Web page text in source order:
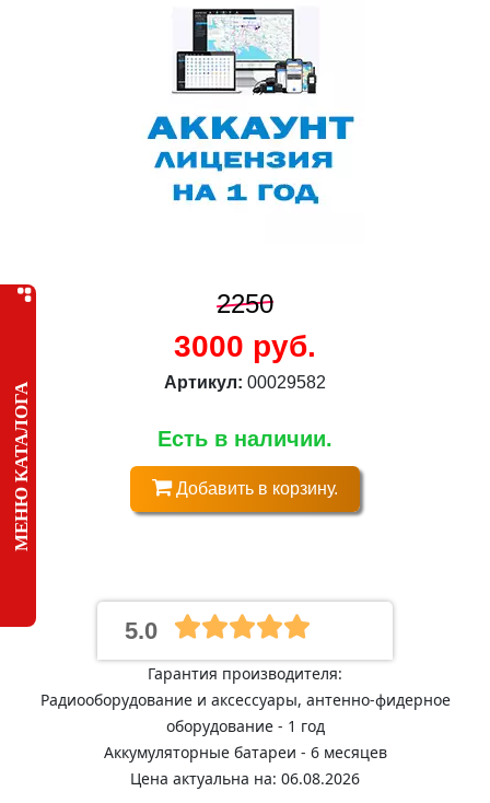
МЕНЮ КАТАЛОГА
2250
3000 руб.
Артикул: 00029582
Есть в наличии.
Добавить в корзину.
5.0
Гарантия производителя:
Радиооборудование и аксессуары, антенно-фидерное
оборудование - 1 год
Аккумуляторные батареи - 6 месяцев
Цена актуальна на: 06.08.2026